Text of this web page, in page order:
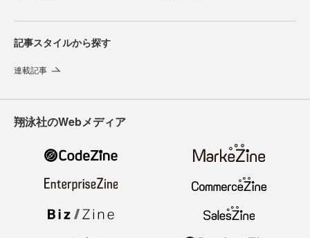
記事スタイルから探す
連載記事
翔泳社のWebメディア